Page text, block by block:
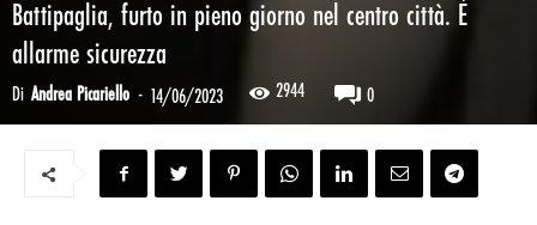
Battipaglia, furto in pieno giorno nel centro città. È
allarme sicurezza
Di Andrea Picariello - 14/06/2023 2944 0